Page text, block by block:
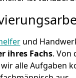
und
ihres Fachs. Von
alle Aufgaben